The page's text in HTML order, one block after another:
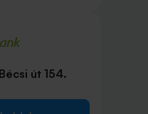
út 154.